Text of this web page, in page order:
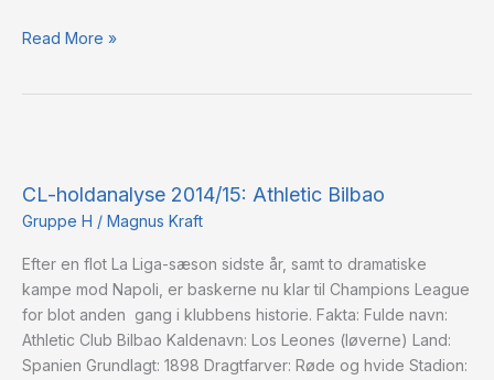
Read More »
CL-holdanalyse 2014/15: Athletic Bilbao
Gruppe H / Magnus Kraft
Efter en flot La Liga-sæson sidste år, samt to dramatiske
kampe mod Napoli, er baskerne nu klar til Champions League
for blot anden gang i klubbens historie. Fakta: Fulde navn:
Athletic Club Bilbao Kaldenavn: Los Leones (løverne) Land:
Spanien Grundlagt: 1898 Dragtfarver: Røde og hvide Stadion:
2014/15:
Athletic